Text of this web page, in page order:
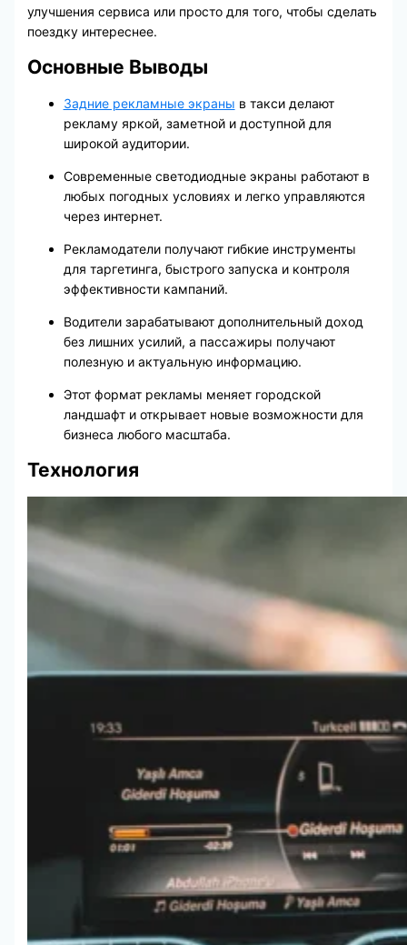
улучшения сервиса или просто для того, чтобы сделать
поездку интереснее.
Основные Выводы
Задние рекламные экраны в такси делают
рекламу яркой, заметной и доступной для
широкой аудитории.
Современные светодиодные экраны работают в
любых погодных условиях и легко управляются
через интернет.
Рекламодатели получают гибкие инструменты
для таргетинга, быстрого запуска и контроля
эффективности кампаний.
Водители зарабатывают дополнительный доход
без лишних усилий, а пассажиры получают
полезную и актуальную информацию.
Этот формат рекламы меняет городской
ландшафт и открывает новые возможности для
бизнеса любого масштаба.
Технология